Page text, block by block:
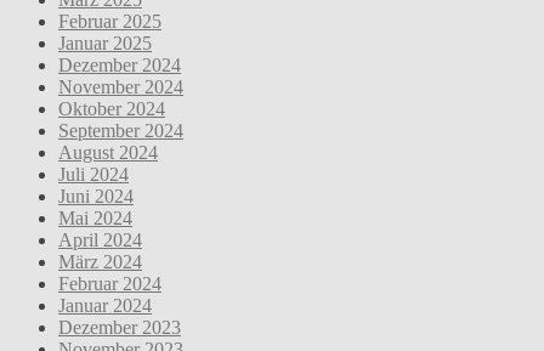
Februar 2025
Januar 2025
Dezember 2024
November 2024
Oktober 2024
September 2024
August 2024
Juli 2024
Juni 2024
Mai 2024
April 2024
März 2024
Februar 2024
Januar 2024
Dezember 2023